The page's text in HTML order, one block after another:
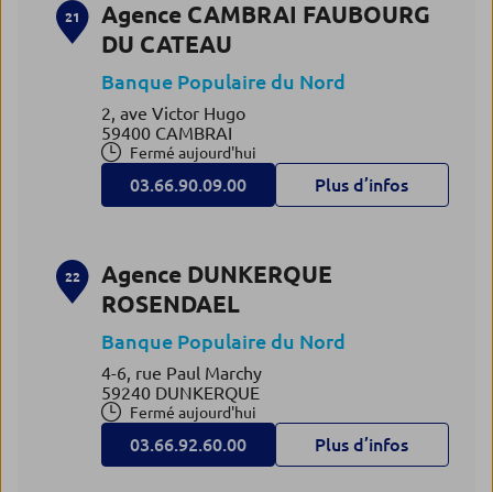
21
Agence CAMBRAI FAUBOURG
DU CATEAU
Banque Populaire du Nord
2, ave Victor Hugo
59400 CAMBRAI
Fermé aujourd'hui
03.66.90.09.00 Plus d’infos
22
Agence DUNKERQUE
ROSENDAEL
Banque Populaire du Nord
4-6, rue Paul Marchy
59240 DUNKERQUE
Fermé aujourd'hui
03.66.92.60.00 Plus d’infos